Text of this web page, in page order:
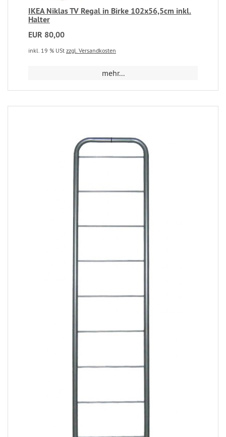
IKEA Niklas TV Regal in Birke 102x56,5cm inkl.
Halter
EUR 80,00
inkl. 19 % USt zzgl. Versandkosten
mehr...